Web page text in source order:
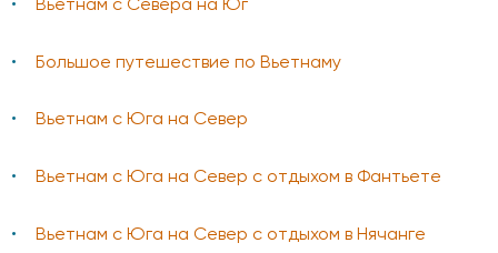
Вьетнам с Севера на Юг
Большое путешествие по Вьетнаму
Вьетнам с Юга на Север
Вьетнам с Юга на Север с отдыхом в Фантьете
Вьетнам с Юга на Север с отдыхом в Нячанге